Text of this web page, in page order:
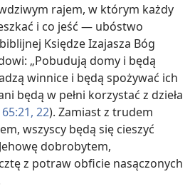
rajem, w którym każdy
i co jeść — ubóstwo
Księdze Izajasza Bóg
„Pobudują domy i będą
winnice i będą spożywać ich
będą w pełni korzystać z dzieła
22). Zamiast z trudem
wszyscy będą się cieszyć
dobrobytem,
z potraw obficie nasączonych